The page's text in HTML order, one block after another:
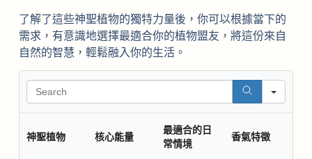
了解了這些神聖植物的獨特力量後，你可以根據當下的
需求，有意識地選擇最適合你的植物盟友，將這份來自
自然的智慧，輕鬆融入你的生活。
神聖植物 核心能量
最適合的日
常情境
香氣特徵